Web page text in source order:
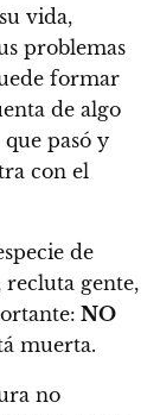
vida,
problemas
formar
de algo
pasó y
con el
de
recluta gente,
NO
muerta.
no